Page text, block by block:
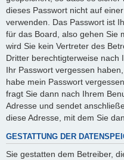
dieses Passwort nicht auf
verwenden. Das Passwort ist
für das Board, also gehen Sie
wird Sie kein Vertreter des
Dritter berechtigterweise nach
Ihr Passwort vergessen
habe mein Passwort
fragt Sie dann nach Ihrem
Adresse und sendet
diese Adresse, mit dem Sie
GESTATTUNG DER
Sie gestatten dem Betreiber,